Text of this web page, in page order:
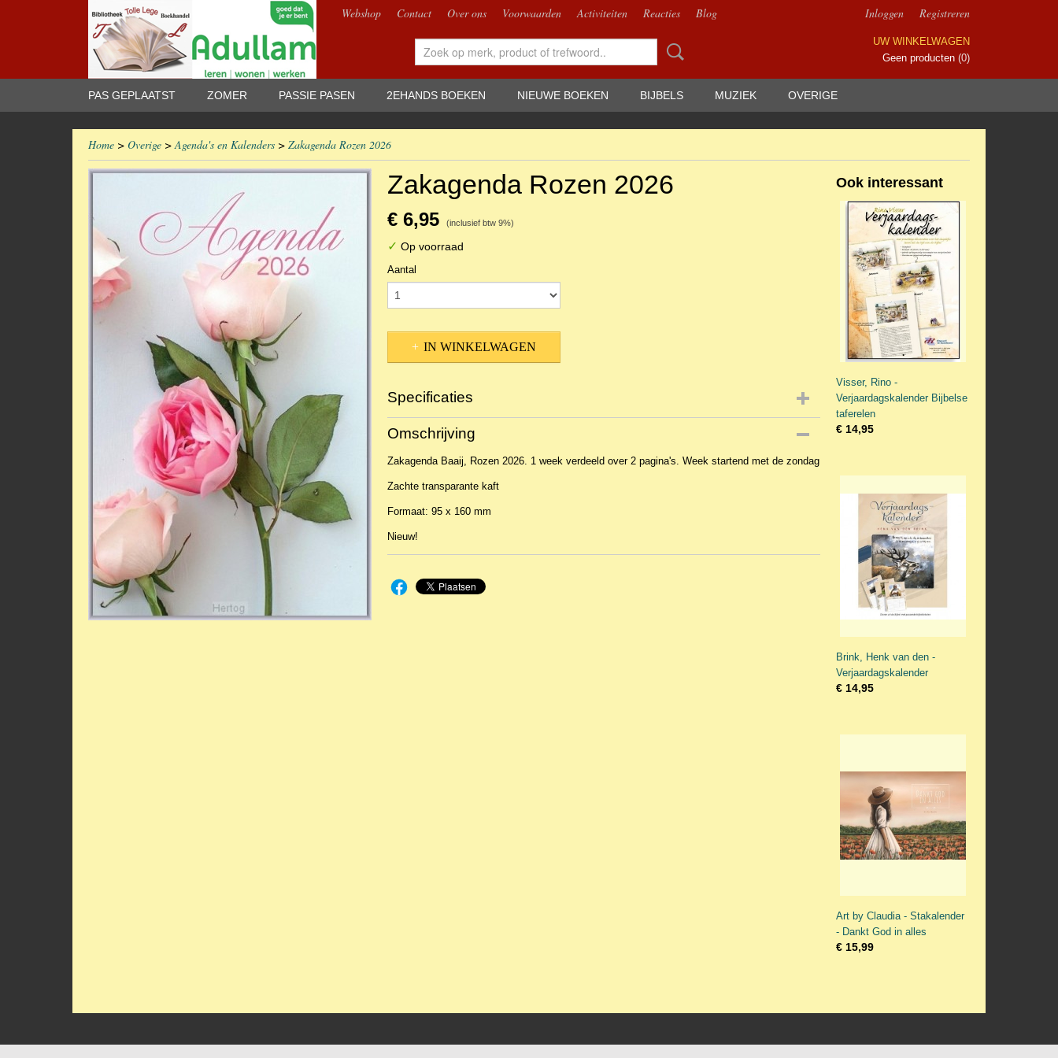
Webshop Contact Over ons Voorwaarden Activiteiten Reacties Blog Inloggen Registreren
UW WINKELWAGEN
Geen producten (0)
PAS GEPLAATST ZOMER PASSIE PASEN 2EHANDS BOEKEN NIEUWE BOEKEN BIJBELS MUZIEK OVERIGE
Home > Overige >Agenda's en Kalenders > Zakagenda Rozen 2026
Zakagenda Rozen 2026
€ 6,95 (inclusief btw 9%)
✓ Op voorraad
Aantal
IN WINKELWAGEN
Specificaties
Productcode
EAN code
Omschrijving
Zakagenda Baaij, Rozen 2026. 1 week verdeeld over 2 pagina's. Week startend met de zondag
Zachte transparante kaft
Formaat: 95 x 160 mm
Nieuw!
Ook interessant
Visser, Rino -
Verjaardagskalender Bijbelse
taferelen
€ 14,95
Brink, Henk van den -
Verjaardagskalender
€ 14,95
Art by Claudia - Stakalender
- Dankt God in alles
€ 15,99